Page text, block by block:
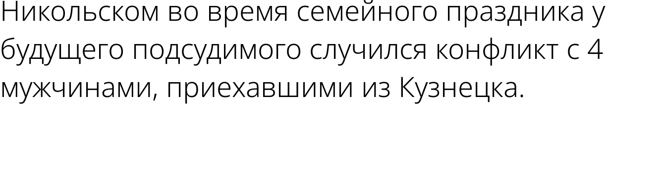
Никольском во время семейного праздника у
будущего подсудимого случился конфликт с 4
мужчинами, приехавшими из Кузнецка.